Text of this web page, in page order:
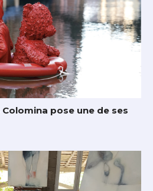
pose une de ses